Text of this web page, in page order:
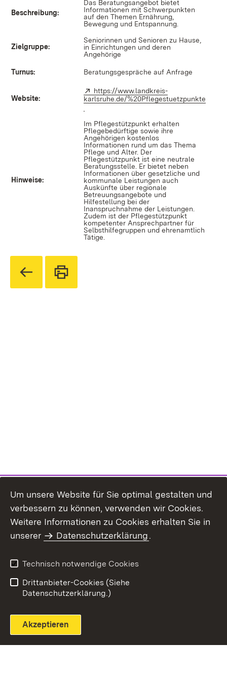
Beschreibung:
Das Beratungsangebot bietet
Informationen mit Schwerpunkten
auf den Themen Ernährung,
Bewegung und Entspannung.
Zielgruppe:
Seniorinnen und Senioren zu Hause,
in Einrichtungen und deren
Angehörige
Turnus: Beratungsgespräche auf Anfrage
Website:
Extern:
https://www.landkreis-
karlsruhe.de/%20Pflegestuetzpunkte
Hinweise:
Im Pflegestützpunkt erhalten
Pflegebedürftige sowie ihre
Angehörigen kostenlos
Informationen rund um das Thema
Pflege und Alter. Der
Pflegestützpunkt ist eine neutrale
Beratungsstelle. Er bietet neben
Informationen über gesetzliche und
kommunale Leistungen auch
Auskünfte über regionale
Betreuungsangebote und
Hilfestellung bei der
Inanspruchnahme der Leistungen.
Zudem ist der Pflegestützpunkt
kompetenter Ansprechpartner für
Selbsthilfegruppen und ehrenamtlich
Tätige.
Themenübersicht
Um unsere Website für Sie optimal gestalten und
verbessern zu können, verwenden wir Cookies.
Weitere Informationen zu Cookies erhalten Sie in
unserer
Datenschutzerklärung.
Technisch notwendige Cookies
Drittanbieter-Cookies (Siehe
Datenschutzerklärung.)
Akzeptieren